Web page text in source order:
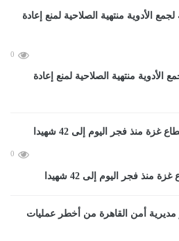
0
الأدوية منتهية الصلاحية لمنع إعادة
0
فجر اليوم إلى 42 شهيدا